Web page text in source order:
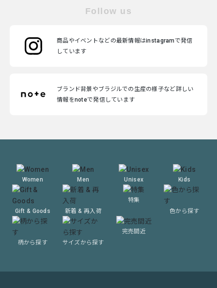
Follow us
商品やイベントなどの最新情報はinstagramで発信
しています
ブランド背景やブラジルでの生産の様子など詳しい
情報をnoteで発信しています
Women Men Unisex Kids
Gift & Goods 新着 & 再入荷
特集
色から探す
柄から探す サイズから探す
完売間近